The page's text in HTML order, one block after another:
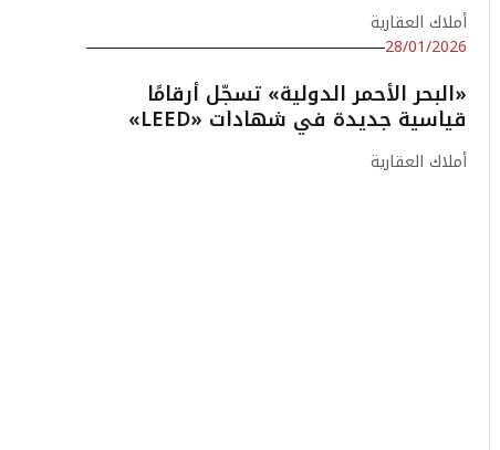
أملاك العقارية
28/01/2026
«البحر الأحمر الدولية» تسجّل أرقامًا
قياسية جديدة في شهادات «LEED»
أملاك العقارية